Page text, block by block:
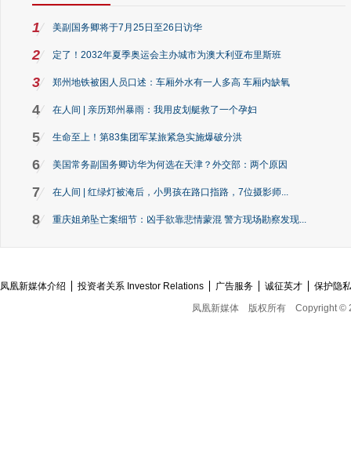
1 美副国务卿将于7月25日至26日访华
2 定了！2032年夏季奥运会主办城市为澳大利亚布里斯班
3 郑州地铁被困人员口述：车厢外水有一人多高 车厢内缺氧
4 在人间 | 亲历郑州暴雨：我用皮划艇救了一个孕妇
5 生命至上！第83集团军某旅紧急实施爆破分洪
6 美国常务副国务卿访华为何选在天津？外交部：两个原因
7 在人间 | 红绿灯被淹后，小男孩在路口指路，7位摄影师...
8 重庆姐弟坠亡案细节：凶手欲靠悲情蒙混 警方现场勘察发现...
凤凰新媒体介绍 投资者关系 Investor Relations 广告服务 诚征英才
保护隐
凤凰新媒体
版权所有 Copyright ©